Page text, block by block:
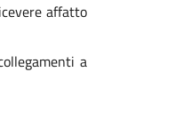
affatto
a